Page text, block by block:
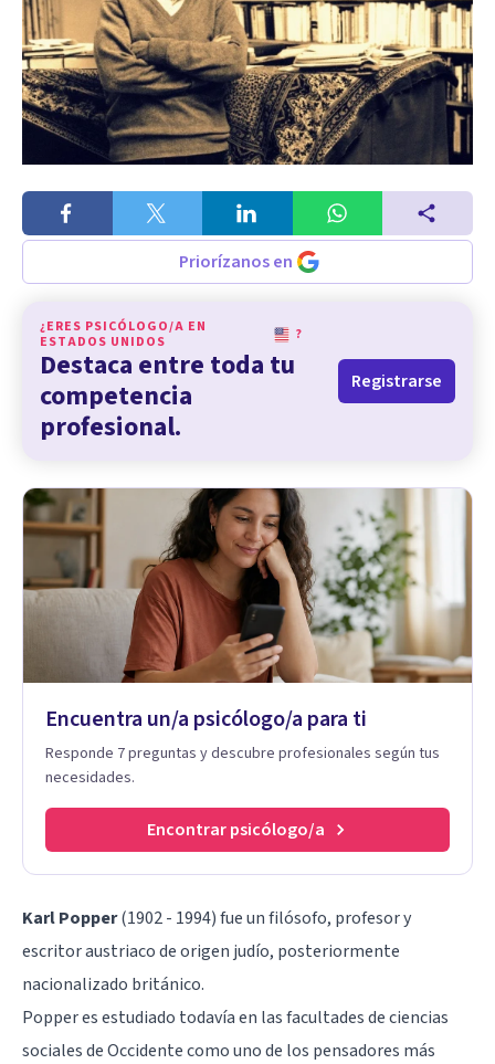
Priorízanos en
¿ERES PSICÓLOGO/A EN
ESTADOS UNIDOS
?
Destaca entre toda tu
competencia
profesional.
Registrarse
Encuentra un/a psicólogo/a para ti
Responde 7 preguntas y descubre profesionales según tus
necesidades.
Encontrar psicólogo/a
Karl Popper(1902 - 1994) fue un filósofo, profesor y
escritor austriaco de origen judío, posteriormente
nacionalizado británico.
Popper es estudiado todavía en las facultades de ciencias
sociales de Occidente como uno de los pensadores más